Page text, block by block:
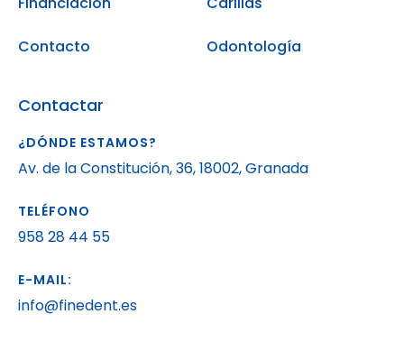
Contacto Odontología
Contactar
¿DÓNDE ESTAMOS?
Av. de la Constitución, 36, 18002, Granada
TELÉFONO
958 28 44 55
E-MAIL:
info@finedent.es